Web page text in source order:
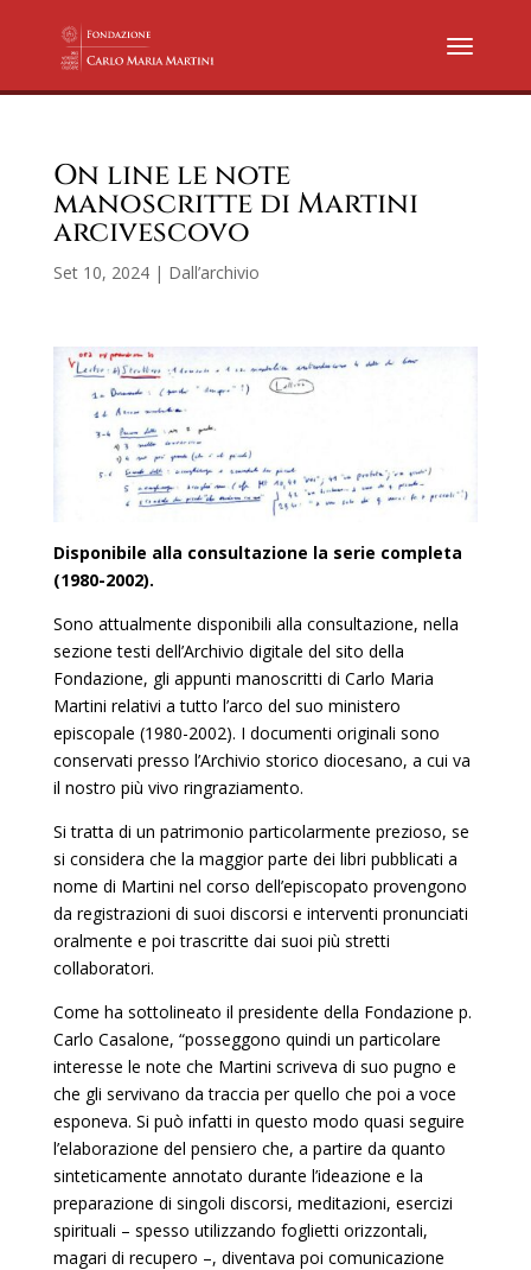
On line le note
manoscritte di Martini
arcivescovo
Set 10, 2024| Dall’archivio
Disponibile alla consultazione la serie completa
(1980-2002).
Sono attualmente disponibili alla consultazione, nella
sezione testi dell’Archivio digitale del sito della
Fondazione, gli appunti manoscritti di Carlo Maria
Martini relativi a tutto l’arco del suo ministero
episcopale (1980-2002). I documenti originali sono
conservati presso l’Archivio storico diocesano, a cui va
il nostro più vivo ringraziamento.
Si tratta di un patrimonio particolarmente prezioso, se
si considera che la maggior parte dei libri pubblicati a
nome di Martini nel corso dell’episcopato provengono
da registrazioni di suoi discorsi e interventi pronunciati
oralmente e poi trascritte dai suoi più stretti
collaboratori.
Come ha sottolineato il presidente della Fondazione p.
Carlo Casalone, “posseggono quindi un particolare
interesse le note che Martini scriveva di suo pugno e
che gli servivano da traccia per quello che poi a voce
esponeva. Si può infatti in questo modo quasi seguire
l’elaborazione del pensiero che, a partire da quanto
sinteticamente annotato durante l’ideazione e la
preparazione di singoli discorsi, meditazioni, esercizi
spirituali – spesso utilizzando foglietti orizzontali,
magari di recupero –, diventava poi comunicazione